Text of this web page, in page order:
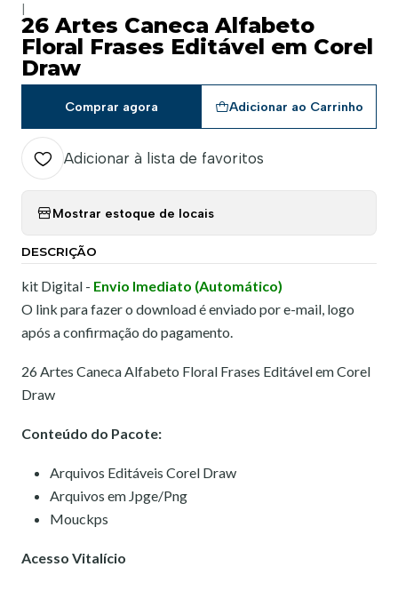
26 Artes Caneca Alfabeto
Floral Frases Editável em Corel
Draw
Adicionar ao Carrinho
Comprar agora
Adicionar à lista de favoritos
Mostrar estoque de locais
DESCRIÇÃO
kit Digital - Envio Imediato (Automático)
O link para fazer o download é enviado por e-mail, logo
após a confirmação do pagamento.
26 Artes Caneca Alfabeto Floral Frases Editável em Corel
Draw
Conteúdo do Pacote:
Arquivos Editáveis Corel Draw
Arquivos em Jpge/Png
Mouckps
Acesso Vitalício